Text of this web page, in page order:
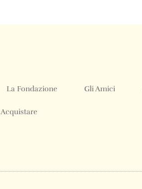
La Fondazione Gli Amici
Acquistare